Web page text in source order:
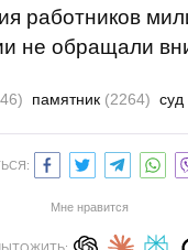
работников
не обращали
памятник (2264) суд
Мне нравится